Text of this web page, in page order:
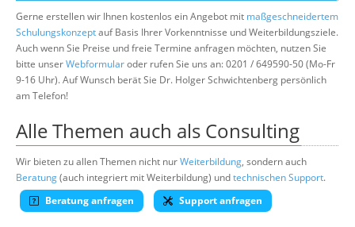
Gerne erstellen wir Ihnen kostenlos ein Angebot mit maßgeschneidertem
Schulungskonzeptauf Basis Ihrer Vorkenntnisse und Weiterbildungsziele.
Auch wenn Sie Preise und freie Termine anfragen möchten, nutzen Sie
bitte unserWebformularoder rufen Sie uns an: 0201 / 649590-50 (Mo-Fr
9-16 Uhr). Auf Wunsch berät Sie Dr. Holger Schwichtenberg persönlich
am Telefon!
Alle Themen auch als Consulting
Wir bieten zu allen Themen nicht nurWeiterbildung, sondern auch
Beratung(auch integriert mit Weiterbildung) undtechnischen Support.
Beratung anfragen
Support anfragen